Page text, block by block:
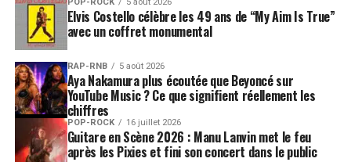
Elvis Costello célèbre les 49 ans de “My Aim Is True”
avec un coffret monumental
RAP-RNB 5 août 2026
Aya Nakamura plus écoutée que Beyoncé sur
YouTube Music ? Ce que signifient réellement les
chiffres
POP-ROCK 16 juillet 2026
Guitare en Scène 2026 : Manu Lanvin met le feu
après les Pixies et fini son concert dans le public